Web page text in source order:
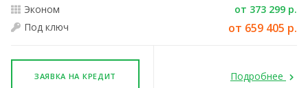
Эконом
от 373 299 р.
Под ключ
от 659 405 р.
ЗАЯВКА НА КРЕДИТ Подробнее